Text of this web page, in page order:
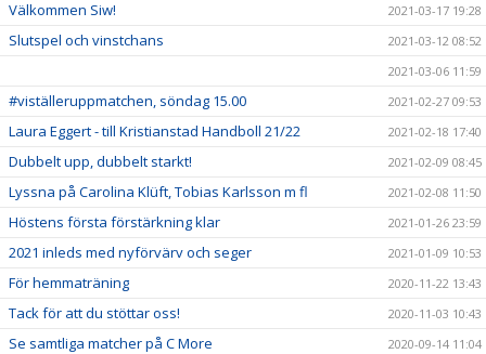
Välkommen Siw! 2021-03-17 19:28
Slutspel och vinstchans
2021-03-12 08:52
2021-03-06 11:59
#viställeruppmatchen, söndag 15.00 2021-02-27 09:53
Laura Eggert - till Kristianstad Handboll 21/22 2021-02-18 17:40
Dubbelt upp, dubbelt starkt! 2021-02-09 08:45
Lyssna på Carolina Klüft, Tobias Karlsson m fl 2021-02-08 11:50
Höstens första förstärkning klar 2021-01-26 23:59
2021 inleds med nyförvärv och seger 2021-01-09 10:53
För hemmaträning 2020-11-22 13:43
Tack för att du stöttar oss! 2020-11-03 10:43
Se samtliga matcher på C More 2020-09-14 11:04